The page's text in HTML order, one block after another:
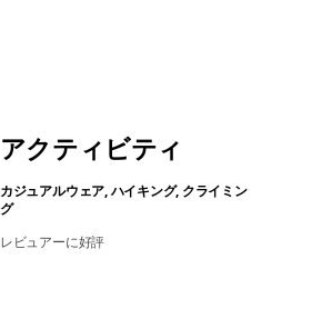
アクティビティ
カジュアルウェア, ハイキング, クライミン
グ
レビュアーに好評